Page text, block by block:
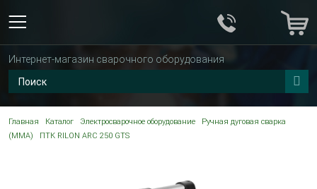
Интернет-магазин сварочного оборудования
Главная Каталог Электросварочное оборудование
Ручная дуговая сварка
(MMA)
ПТК RILON ARC 250 GTS